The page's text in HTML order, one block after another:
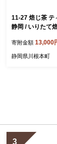
11-27 焙じ茶 テ
静岡 / いりたて
寄附金額 13,000
静岡県川根本町
3